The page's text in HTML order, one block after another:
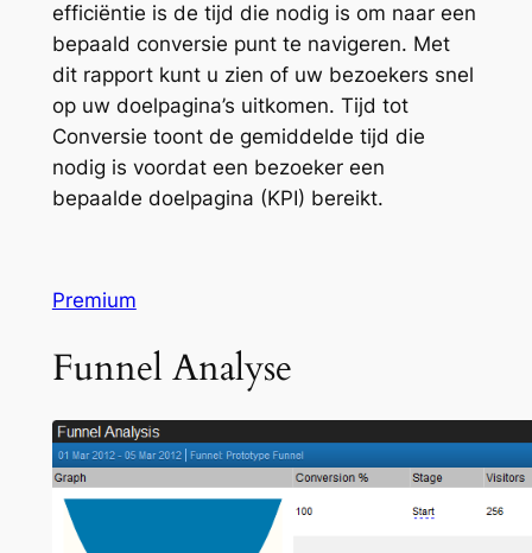
efficiëntie is de tijd die nodig is om naar een
bepaald conversie punt te navigeren. Met
dit rapport kunt u zien of uw bezoekers snel
op uw doelpagina’s uitkomen. Tijd tot
Conversie toont de gemiddelde tijd die
nodig is voordat een bezoeker een
bepaalde doelpagina (KPI) bereikt.
Premium
Funnel Analyse